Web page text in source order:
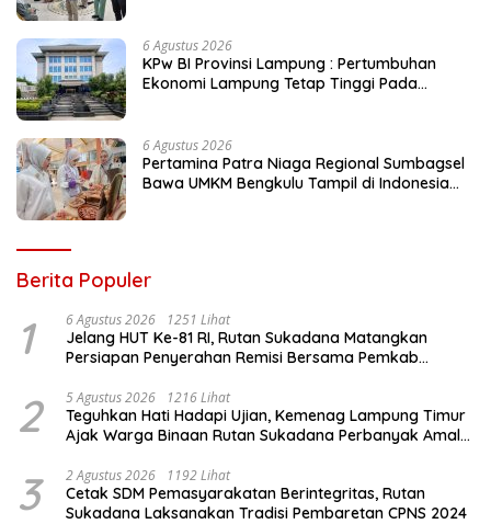
6 Agustus 2026
KPw BI Provinsi Lampung : Pertumbuhan
Ekonomi Lampung Tetap Tinggi Pada
6 Agustus 2026
Pertamina Patra Niaga Regional Sumbagsel
Bawa UMKM Bengkulu Tampil di Indonesia
Berita Populer
1 6 Agustus 2026 1251 Lihat
Jelang HUT Ke-81 RI, Rutan Sukadana Matangkan
Persiapan Penyerahan Remisi Bersama Pemkab
2 5 Agustus 2026 1216 Lihat
Teguhkan Hati Hadapi Ujian, Kemenag Lampung Timur
Ajak Warga Binaan Rutan Sukadana Perbanyak Amal
3 2 Agustus 2026 1192 Lihat
Cetak SDM Pemasyarakatan Berintegritas, Rutan
Sukadana Laksanakan Tradisi Pembaretan CPNS 2024